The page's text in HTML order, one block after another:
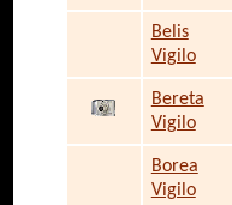
Belis
Vigilo
Bereta
Vigilo
Borea
Vigilo